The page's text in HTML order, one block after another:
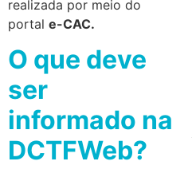
realizada por meio do
portal e-CAC.
O que deve
ser
informado na
DCTFWeb?